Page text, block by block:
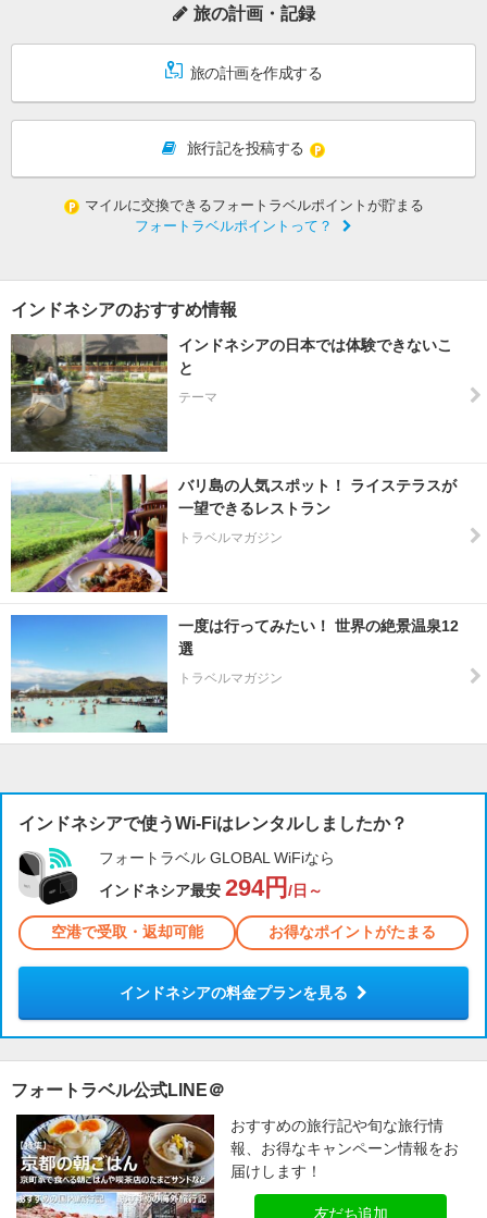
旅の計画・記録
旅の計画を作成する
旅行記を投稿する
マイルに交換できるフォートラベルポイントが貯まる
フォートラベルポイントって？
インドネシアのおすすめ情報
インドネシアの日本では体験できないこ
と
テーマ
バリ島の人気スポット！ ライステラスが
一望できるレストラン
トラベルマガジン
一度は行ってみたい！ 世界の絶景温泉12
選
トラベルマガジン
インドネシアで使うWi-Fiはレンタルしましたか？
フォートラベル GLOBAL WiFiなら
インドネシア最安 294円 /日～
空港で受取・返却可能 お得なポイントがたまる
インドネシアの料金プランを見る
フォートラベル公式LINE＠
おすすめの旅行記や旬な旅行情
報、お得なキャンペーン情報をお
届けします！
友だち追加